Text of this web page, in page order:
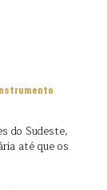
do Sudeste,
até que os